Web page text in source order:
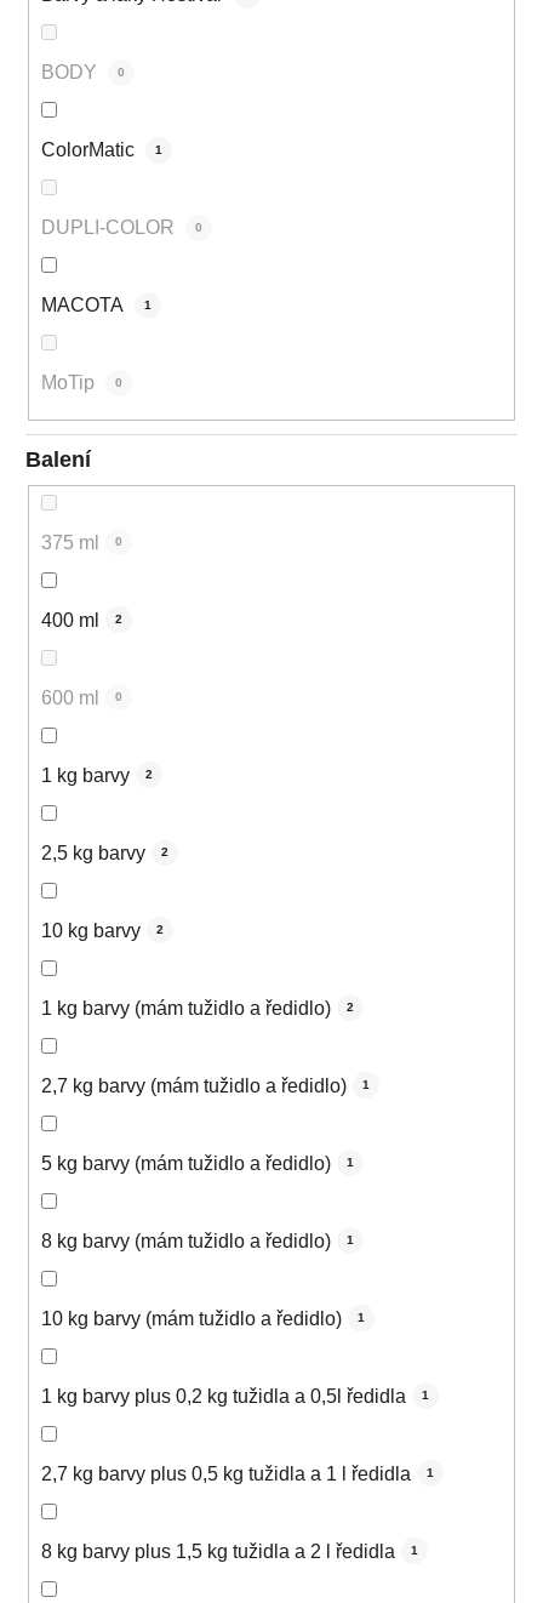
BODY 0
ColorMatic 1
DUPLI-COLOR 0
MACOTA 1
MoTip 0
Balení
375 ml 0
400 ml 2
600 ml 0
1 kg barvy 2
2,5 kg barvy 2
10 kg barvy 2
1 kg barvy (mám tužidlo a ředidlo) 2
2,7 kg barvy (mám tužidlo a ředidlo) 1
5 kg barvy (mám tužidlo a ředidlo) 1
8 kg barvy (mám tužidlo a ředidlo) 1
10 kg barvy (mám tužidlo a ředidlo) 1
1 kg barvy plus 0,2 kg tužidla a 0,5l ředidla 1
2,7 kg barvy plus 0,5 kg tužidla a 1 l ředidla 1
8 kg barvy plus 1,5 kg tužidla a 2 l ředidla 1